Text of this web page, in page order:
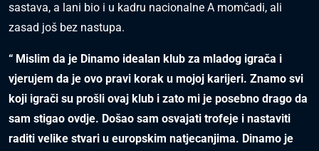
sastava, a lani bio i u kadru nacionalne A momčadi, ali
zasad još bez nastupa.
“ Mislim da je Dinamo idealan klub za mladog igrača i
vjerujem da je ovo pravi korak u mojoj karijeri. Znamo svi
koji igrači su prošli ovaj klub i zato mi je posebno drago da
sam stigao ovdje. Došao sam osvajati trofeje i nastaviti
raditi velike stvari u europskim natjecanjima. Dinamo je